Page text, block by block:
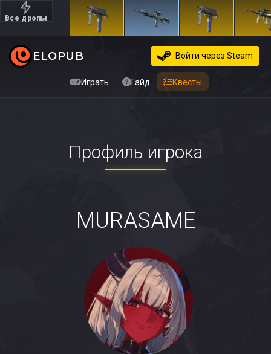
Все дропы
Дорогие
ELOPUB
Играть Гайд Квесты
Войти через Steam
Профиль игрока
MURASAME